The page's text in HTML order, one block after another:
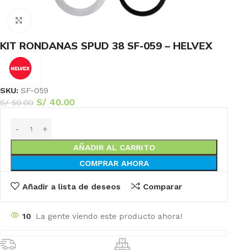
KIT RONDANAS SPUD 38 SF-059 – HELVEX
SKU: SF-059
S/50.00 S/ 40.00
AÑADIR AL CARRITO
COMPRAR AHORA
Añadir a lista de deseos Comparar
10 La gente viendo este producto ahora!